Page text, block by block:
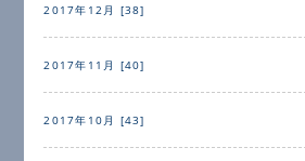
2017年12月 [38]
2017年11月 [40]
2017年10月 [43]